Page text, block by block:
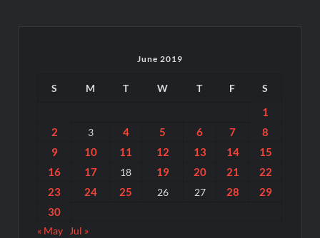
June 2019
S M T W T F S
1
2
3 4 5 6 7
8
9
10 11 12 13 14
15
16
17 18 19 20 21
22
23
24 25 26 27 28
29
30
« May Jul »